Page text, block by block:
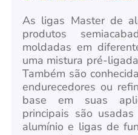
As ligas Masterde
produtos
moldadas em
uma mistura pré-
Também são
endurecedores ou
base em suas
principais são
alumínio e ligas de